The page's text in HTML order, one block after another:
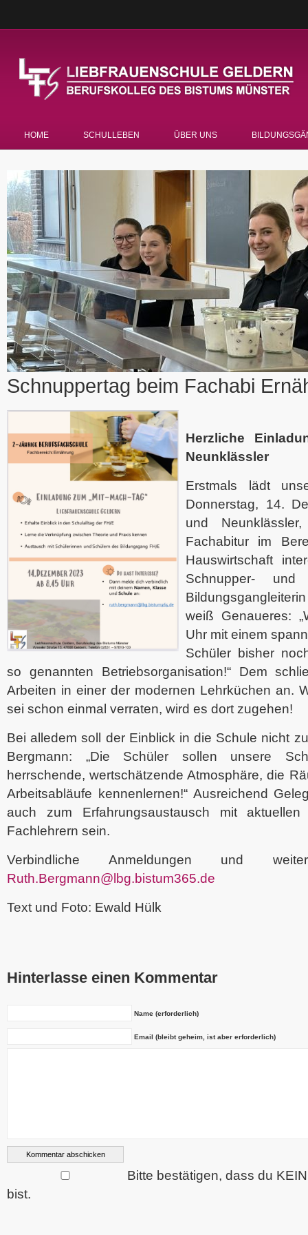
HOME SCHULLEBEN ÜBER UNS
Schnuppertag beim Fachabi
Herzliche
Neunklässler
Erstmals lädt
Donnerstag, 14.
und
Fachabitur im
Hauswirtschaft
Schnupper- und
weiß Genaueres:
Uhr mit einem
Schüler bisher
so genannten Betriebsorganisation!“ Dem
Arbeiten in einer der modernen Lehrküchen an.
sei schon einmal verraten, wird es dort zugehen!
Bei alledem soll der Einblick in die Schule nicht
Bergmann: „Die Schüler sollen unsere
herrschende, wertschätzende Atmosphäre, die
Arbeitsabläufe kennenlernen!“ Ausreichend
auch zum Erfahrungsaustausch mit
Fachlehrern sein.
Verbindliche Anmeldungen und
Ruth.Bergmann@lbg.bistum365.de
Text und Foto: Ewald Hülk
Hinterlasse einen Kommentar
Name (erforderlich)
Email (bleibt geheim, ist aber erforderlich)
Bitte bestätigen, dass du
bist.